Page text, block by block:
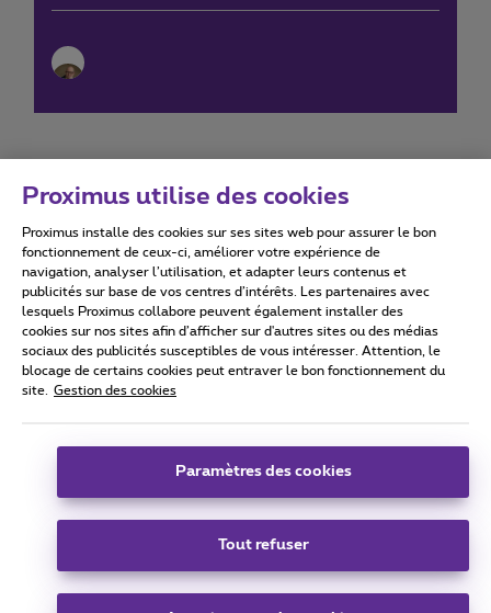
Conditions d'utilisation Accessibility statement
Tous droits réservés. © 2026 Proximus
Conditions générales, info consommateur
Coordonnées de l’entreprise
Boulevard du Roi Albert II 27 - B-1030 Bruxelles.
Carrier & Wholesale Solutions
Proximus utilise des cookies
Proximus installe des cookies sur ses sites web pour assurer le bon
fonctionnement de ceux-ci, améliorer votre expérience de
navigation, analyser l’utilisation, et adapter leurs contenus et
publicités sur base de vos centres d’intérêts. Les partenaires avec
lesquels Proximus collabore peuvent également installer des
cookies sur nos sites afin d’afficher sur d'autres sites ou des médias
sociaux des publicités susceptibles de vous intéresser. Attention, le
blocage de certains cookies peut entraver le bon fonctionnement du
site.
Gestion des cookies
Paramètres des cookies
Tout refuser